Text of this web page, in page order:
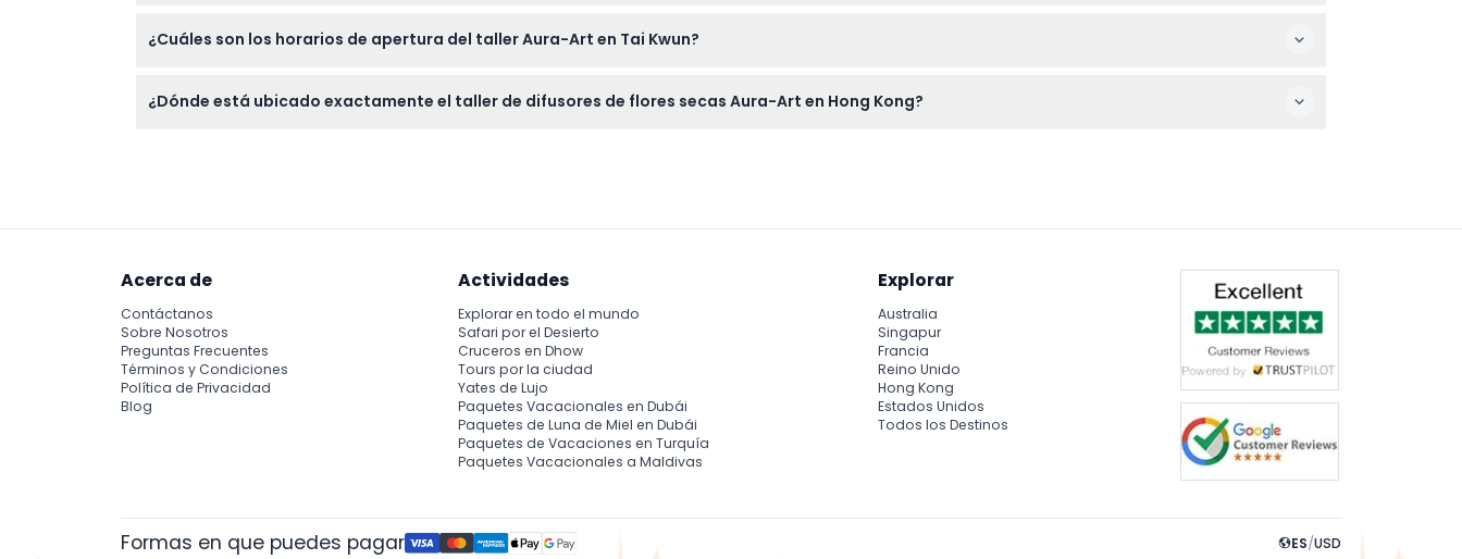
¿Cuáles son los horarios de apertura del taller Aura-Art en Tai Kwun?
reservar (sujeto a cambios — por favor confirma al momento de reservar).
¿Dónde está ubicado exactamente el taller de difusores de flores secas Aura-Art en Hong Kong?
Acerca de
Contáctanos
Sobre Nosotros
Preguntas Frecuentes
Términos y Condiciones
Política de Privacidad
Blog
Actividades
Explorar en todo el mundo
Safari por el Desierto
Cruceros en Dhow
Tours por la ciudad
Yates de Lujo
Paquetes Vacacionales en Dubái
Paquetes de Luna de Miel en Dubái
Paquetes de Vacaciones en Turquía
Paquetes Vacacionales a Maldivas
Explorar
Australia
Singapur
Francia
Reino Unido
Hong Kong
Estados Unidos
Todos los Destinos
Formas en que puedes pagar ES/USD